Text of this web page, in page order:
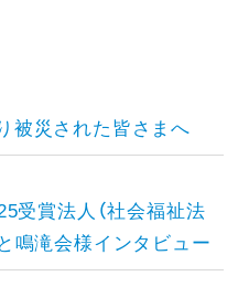
被災された皆さまへ
受賞法人（社会福祉法
鳴滝会様インタビュー